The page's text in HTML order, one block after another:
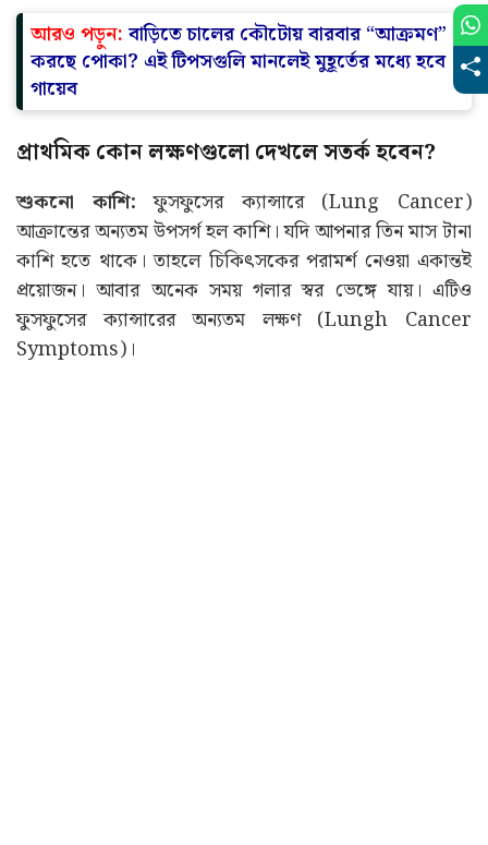
আরও পড়ুন:বাড়িতে চালের কৌটোয় বারবার “আক্রমণ”
করছে পোকা? এই টিপসগুলি মানলেই মুহূর্তের মধ্যে হবে
গায়েব
প্রাথমিক কোন লক্ষণগুলো দেখলে সতর্ক হবেন?
শুকনো কাশি: ফুসফুসের ক্যান্সারে (Lung Cancer)
আক্রান্তের অন্যতম উপসর্গ হল কাশি। যদি আপনার তিন মাস টানা
কাশি হতে থাকে। তাহলে চিকিৎসকের পরামর্শ নেওয়া একান্তই
প্রয়োজন। আবার অনেক সময় গলার স্বর ভেঙ্গে যায়। এটিও
ফুসফুসের ক্যান্সারের অন্যতম লক্ষণ (Lungh Cancer
Symptoms)।